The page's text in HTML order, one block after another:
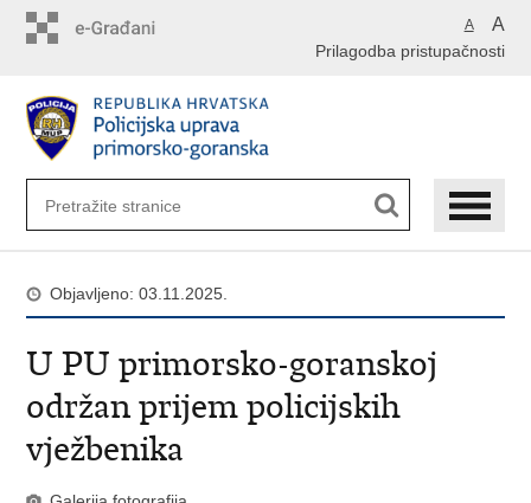
A A
Prilagodba pristupačnosti
Objavljeno: 03.11.2025.
U PU primorsko-goranskoj
održan prijem policijskih
vježbenika